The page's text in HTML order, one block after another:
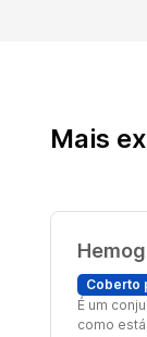
Mais
Coberto
É um
como